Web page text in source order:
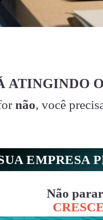
ATINGINDO O
não, você
EMPRESA
Não